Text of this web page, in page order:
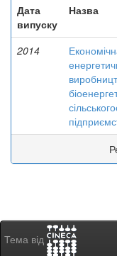
Дата
випуску
Назва
2014
Тема від